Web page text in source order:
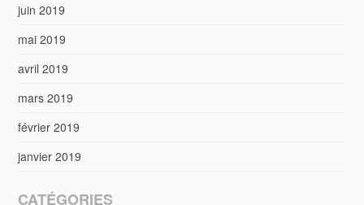
juin 2019
mai 2019
avril 2019
mars 2019
février 2019
janvier 2019
CATÉGORIES